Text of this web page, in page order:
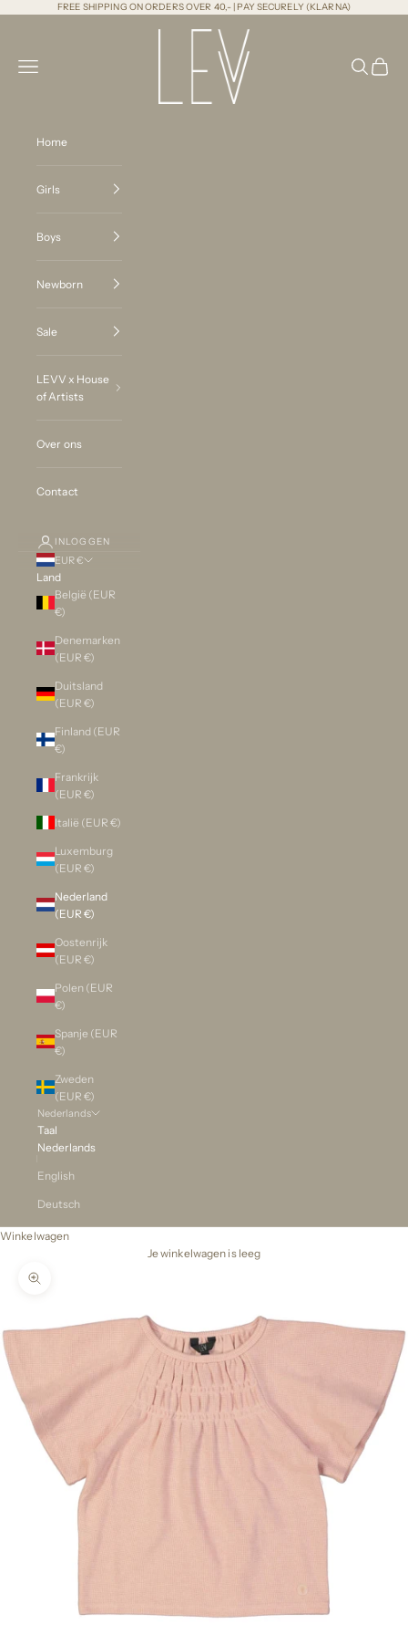
Naar inhoudFREE SHIPPING ON ORDERS OVER 40,- | PAY SECURELY (KLARNA)
LEVV Labels
Menu
Zoeken
Home
Girls
Boys
Newborn
Sale
LEVV x House
of Artists
Over ons
Contact
INLOGGEN
EUR €
Land
België (EUR
€)
Denemarken
(EUR €)
Duitsland
(EUR €)
Finland (EUR
€)
Frankrijk
(EUR €)
Italië (EUR €)
Luxemburg
(EUR €)
Nederland
(EUR €)
Oostenrijk
(EUR €)
Polen (EUR
€)
Spanje (EUR
€)
Zweden
(EUR €)
Nederlands
Taal
Nederlands
English
Deutsch
Winkelwagen
Je winkelwagen is leeg
In-/uitzoomen